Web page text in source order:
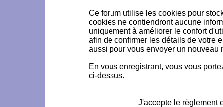
Ce forum utilise les cookies pour
cookies ne contiendront aucune
uniquement à améliorer le confort
afin de confirmer les détails de votre
aussi pour vous envoyer un nouveau
En vous enregistrant, vous vous
ci-dessus.
J'accepte le règlement